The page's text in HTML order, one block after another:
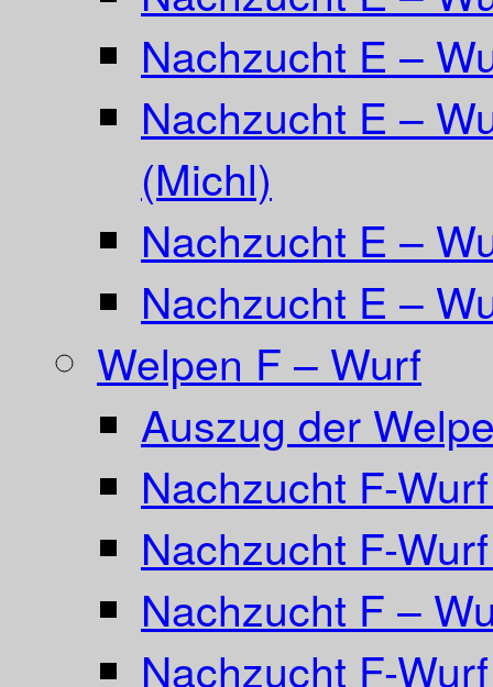
Nachzucht E –
Nachzucht E –
(Michl)
Nachzucht E –
Nachzucht E –
Welpen F – Wurf
Auszug der
Nachzucht F-
Nachzucht F-
Nachzucht F –
Nachzucht F-